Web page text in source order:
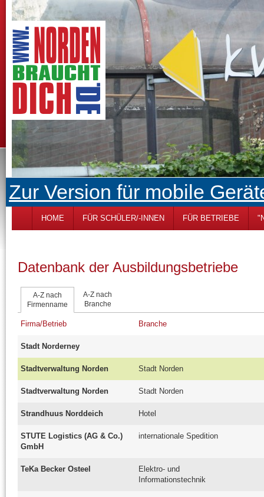
Zur Version für mobile
HOME FÜR SCHÜLER/-INNEN FÜR BETRIEBE
Datenbank der Ausbildungsbetriebe
A-Z nach
Firmenname
A-Z nach
Branche
Firma/Betrieb Branche
Stadt Norderney
Stadtverwaltung Norden Stadt Norden
Stadtverwaltung Norden Stadt Norden
Strandhuus Norddeich Hotel
STUTE Logistics (AG & Co.)
GmbH
internationale Spedition
TeKa Becker Osteel
Elektro- und
Informationstechnik